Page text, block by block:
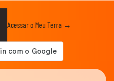
Acessar o Meu Terra →